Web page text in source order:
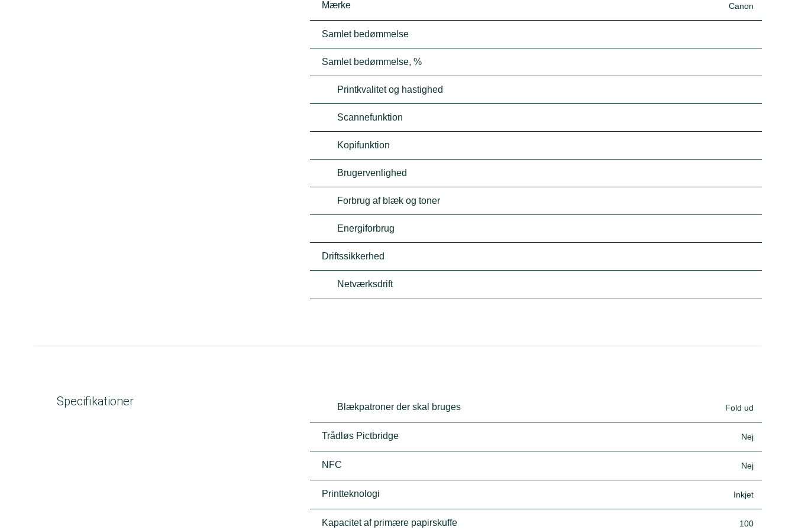
Mærke Canon
Samlet bedømmelse
Samlet bedømmelse, %
Printkvalitet og hastighed
Scannefunktion
Kopifunktion
Brugervenlighed
Forbrug af blæk og toner
Energiforbrug
Driftssikkerhed
Netværksdrift
Specifikationer Blækpatroner der skal bruges Fold ud
Trådløs Pictbridge Nej
NFC Nej
Printteknologi Inkjet
Kapacitet af primære papirskuffe 100